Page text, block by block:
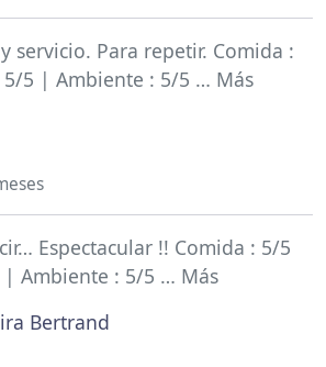
servicio. Para repetir. Comida :
5 | Ambiente : 5/5 … Más
Espectacular !! Comida : 5/5
| Ambiente : 5/5 … Más
Bertrand